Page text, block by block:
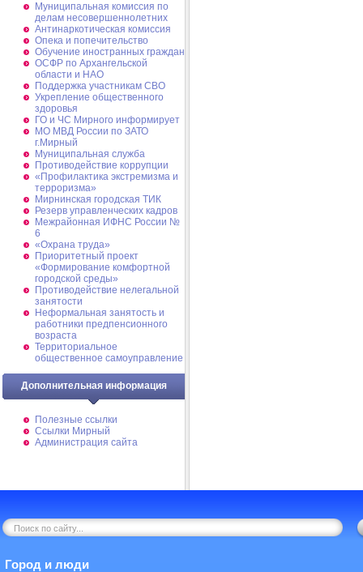
Муниципальная комиссия по
делам несовершеннолетних
Антинаркотическая комиссия
Опека и попечительство
Обучение иностранных граждан
ОСФР по Архангельской
области и НАО
Поддержка участникам СВО
Укрепление общественного
здоровья
ГО и ЧС Мирного информирует
МО МВД России по ЗАТО
г.Мирный
Муниципальная cлужба
Противодействие коррупции
«Профилактика экстремизма и
терроризма»
Мирнинская городская ТИК
Резерв управленческих кадров
Межрайонная ИФНС России №
6
«Охрана труда»
Приоритетный проект
«Формирование комфортной
городской среды»
Противодействие нелегальной
занятости
Неформальная занятость и
работники предпенсионного
возраста
Территориальное
общественное самоуправление
Дополнительная информация
Полезные ссылки
Ссылки Мирный
Администрация сайта
Город и люди